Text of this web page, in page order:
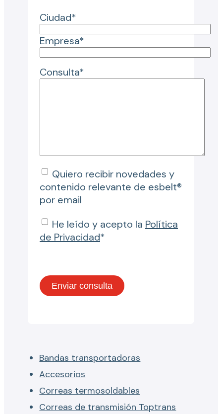
Ciudad*
Empresa*
Consulta*
Quiero recibir novedades y
contenido relevante de esbelt®
por email
He leído y acepto la Política
de Privacidad*
Bandas transportadoras
Accesorios
Correas termosoldables
Correas de transmisión Toptrans